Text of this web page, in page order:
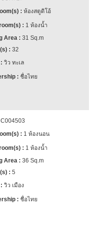
ห้องสตูดิโอ้
1 ห้องน้ำ
31 Sq.m
32
วิว ทะเล
ชื่อไทย
C004503
1 ห้องนอน
1 ห้องน้ำ
36 Sq.m
5
วิว เมือง
ชื่อไทย